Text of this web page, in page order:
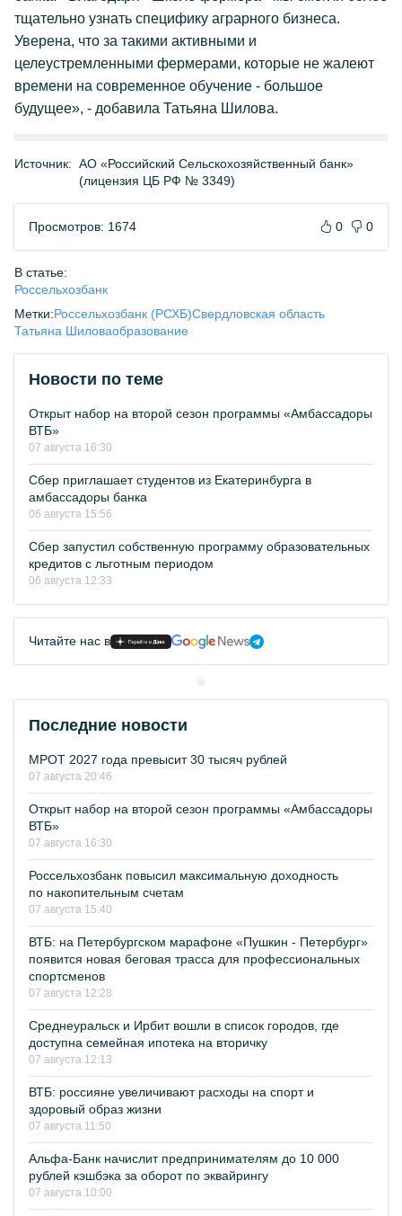
тщательно узнать специфику аграрного бизнеса.
Уверена, что за такими активными и
целеустремленными фермерами, которые не жалеют
времени на современное обучение - большое
будущее», - добавила Татьяна Шилова.
Источник: АО «Российский Сельскохозяйственный банк»
(лицензия ЦБ РФ № 3349)
Просмотров: 1674 0 0
В статье:
Россельхозбанк
Метки:Россельхозбанк (РСХБ)Свердловская область
Татьяна Шиловаобразование
Новости по теме
Открыт набор на второй сезон программы «Амбассадоры
ВТБ»
07 августа 16:30
Сбер приглашает студентов из Екатеринбурга в
амбассадоры банка
06 августа 15:56
Сбер запустил собственную программу образовательных
кредитов с льготным периодом
06 августа 12:33
Читайте нас в
Последние новости
МРОТ 2027 года превысит 30 тысяч рублей
07 августа 20:46
Открыт набор на второй сезон программы «Амбассадоры
ВТБ»
07 августа 16:30
Россельхозбанк повысил максимальную доходность
по накопительным счетам
07 августа 15:40
ВТБ: на Петербургском марафоне «Пушкин - Петербург»
появится новая беговая трасса для профессиональных
спортсменов
07 августа 12:28
Среднеуральск и Ирбит вошли в список городов, где
доступна семейная ипотека на вторичку
07 августа 12:13
ВТБ: россияне увеличивают расходы на спорт и
здоровый образ жизни
07 августа 11:50
Альфа-Банк начислит предпринимателям до 10 000
рублей кэшбэка за оборот по эквайрингу
07 августа 10:00